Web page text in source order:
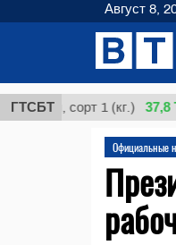
ГТСБТ
сорт 1 (кг.) 37,8 ТМТ
Официальные
Август 8,